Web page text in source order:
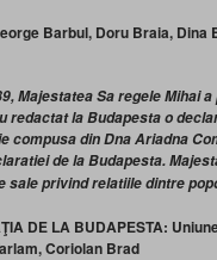
Barbul, Doru Braia,
Majestatea Sa regele Mihai
redactat la Budapesta o
din Dna Ariadna
de la Budapesta.
privind relatiile dintre
DE LA BUDAPESTA:
Coriolan Brad